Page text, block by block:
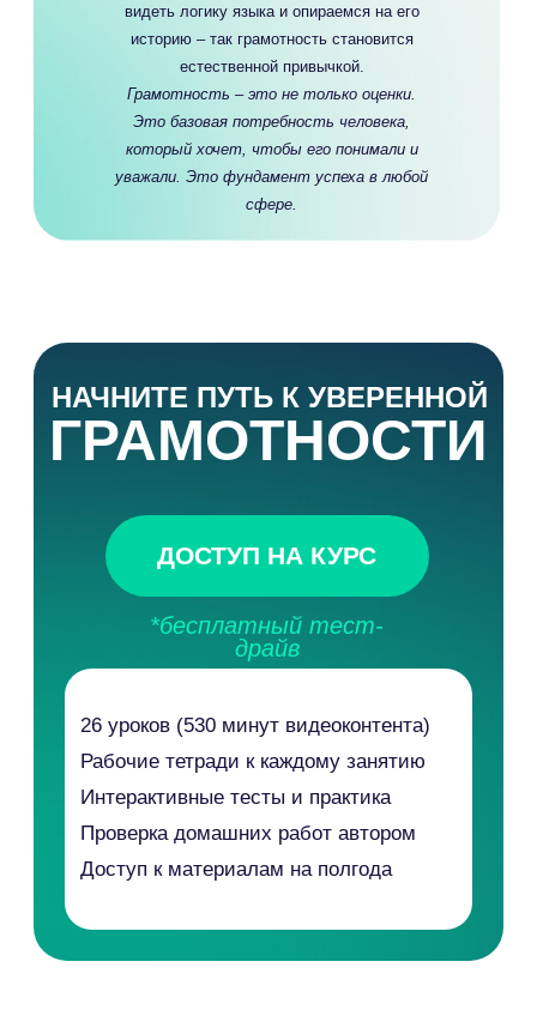
видеть логику языка и опираемся на его
историю – так грамотность становится
естественной привычкой.
Грамотность – это не только оценки.
Это базовая потребность человека,
который хочет, чтобы его понимали и
уважали. Этофундамент успеха в любой
сфере.
разрешение правообладателя